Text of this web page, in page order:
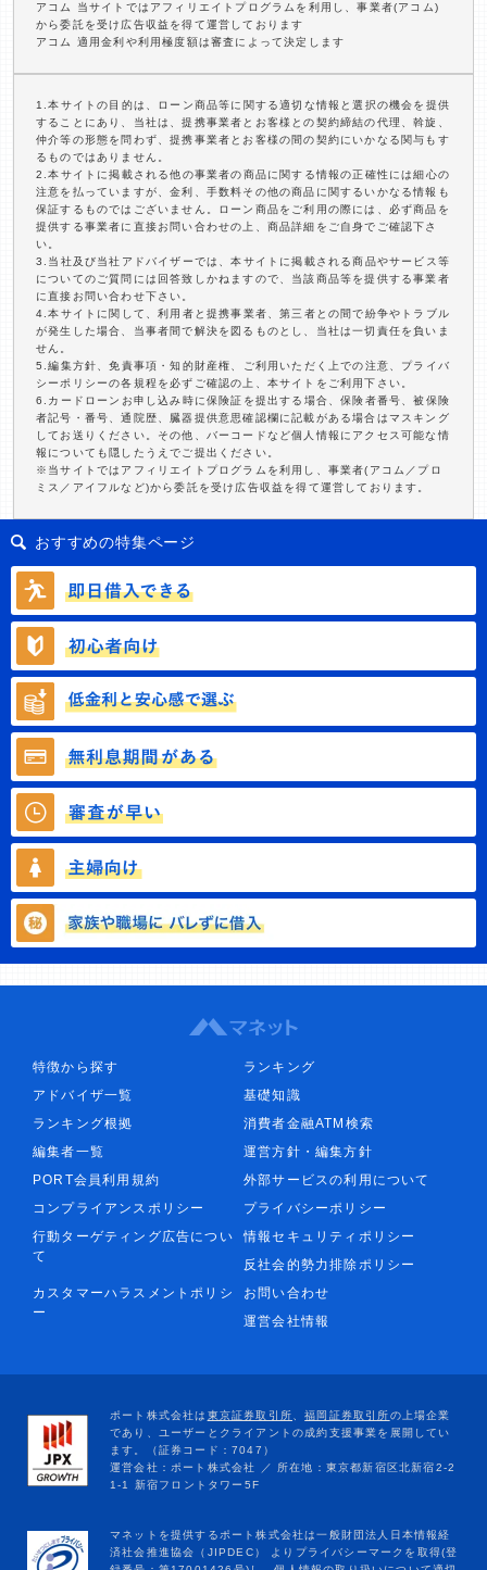
アコム 当サイトではアフィリエイトプログラムを利用し、事業者(アコム)
から委託を受け広告収益を得て運営しております
アコム 適用金利や利用極度額は審査によって決定します
1.本サイトの目的は、ローン商品等に関する適切な情報と選択の機会を提供
することにあり、当社は、提携事業者とお客様との契約締結の代理、斡旋、
仲介等の形態を問わず、提携事業者とお客様の間の契約にいかなる関与もす
るものではありません。
2.本サイトに掲載される他の事業者の商品に関する情報の正確性には細心の
注意を払っていますが、金利、手数料その他の商品に関するいかなる情報も
保証するものではございません。ローン商品をご利用の際には、必ず商品を
提供する事業者に直接お問い合わせの上、商品詳細をご自身でご確認下さ
い。
3.当社及び当社アドバイザーでは、本サイトに掲載される商品やサービス等
についてのご質問には回答致しかねますので、当該商品等を提供する事業者
に直接お問い合わせ下さい。
4.本サイトに関して、利用者と提携事業者、第三者との間で紛争やトラブル
が発生した場合、当事者間で解決を図るものとし、当社は一切責任を負いま
せん。
5.編集方針、免責事項・知的財産権、ご利用いただく上での注意、プライバ
シーポリシーの各規程を必ずご確認の上、本サイトをご利用下さい。
6.カードローンお申し込み時に保険証を提出する場合、保険者番号、被保険
者記号・番号、通院歴、臓器提供意思確認欄に記載がある場合はマスキング
してお送りください。その他、バーコードなど個人情報にアクセス可能な情
報についても隠したうえでご提出ください。
※当サイトではアフィリエイトプログラムを利用し、事業者(アコム／プロ
ミス／アイフルなど)から委託を受け広告収益を得て運営しております。
おすすめの特集ページ
特徴から探す
ランキング
アドバイザ一覧
基礎知識
ランキング根拠
消費者金融ATM検索
編集者一覧
運営方針・編集方針
PORT会員利用規約
外部サービスの利用について
コンプライアンスポリシー
プライバシーポリシー
行動ターゲティング広告につい
て
情報セキュリティポリシー
反社会的勢力排除ポリシー
カスタマーハラスメントポリシ
ー
お問い合わせ
運営会社情報